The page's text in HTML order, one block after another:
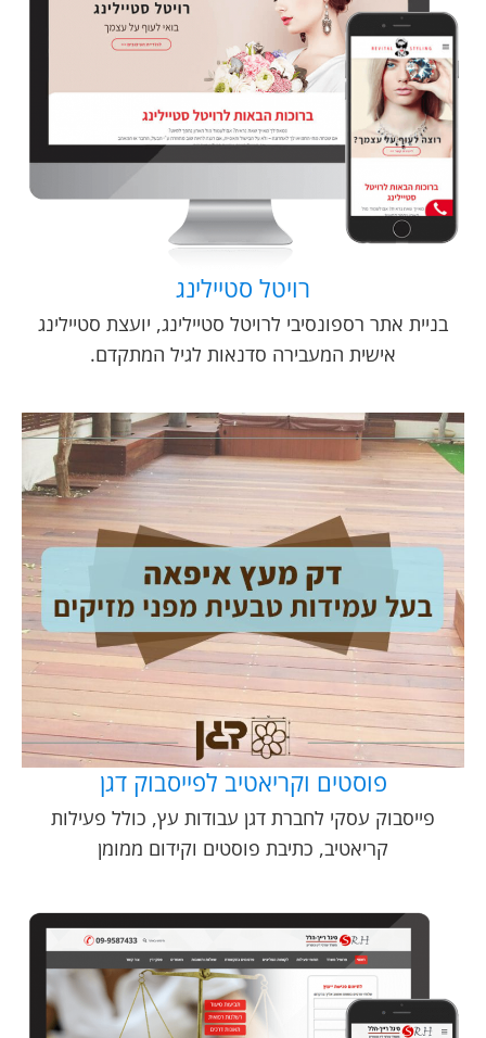
רויטל סטיילינג
בניית אתר רספונסיבי לרויטל סטיילינג, יועצת סטיילינג
אישית המעבירה סדנאות לגיל המתקדם.
פוסטים וקריאטיב לפייסבוק דגן
פייסבוק עסקי לחברת דגן עבודות עץ, כולל פעילות
קריאטיב, כתיבת פוסטים וקידום ממומן